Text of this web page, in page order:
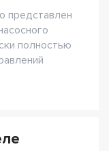
представлен
полностью